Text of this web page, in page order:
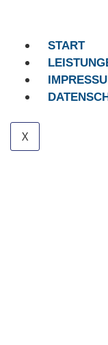
START
X